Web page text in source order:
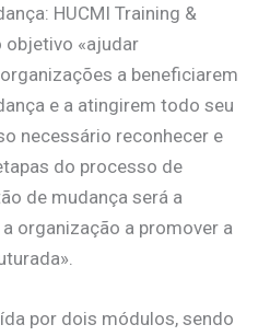
HUCMI Training &
«ajudar
a beneficiarem
e a atingirem todo seu
necessário reconhecer e
do processo de
de mudança será a
organização a promover a
por dois módulos, sendo